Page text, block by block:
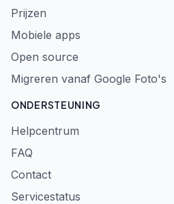
Prijzen
Mobiele apps
Open source
Migreren vanaf Google Foto's
ONDERSTEUNING
Helpcentrum
FAQ
Contact
Servicestatus